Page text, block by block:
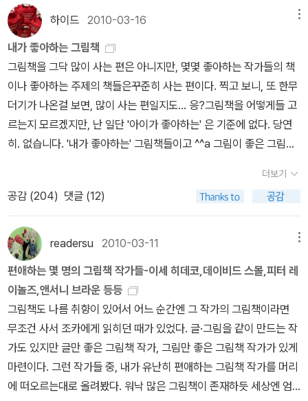
하면서 친구가 되는 이 이야기를 통해 작가는 우정이란 무엇인지, 누
군가와 친구가 된다는 것이 얼마나 신비로운 인연인지에 대해 생각해
보게 한다. (알라딘 책소개) 내가 읽은 사노 요코의 책, '나의 엄마 시
즈코상'과 '100만 번 산 고양이'는 감동적이었고, '아저씨의 우산'과
'나는 고양이라고' '두고 보자 커다란 나무'는 귀엽고 사랑스러웠
다. 로버트 먼치 대표작 <언제까지나 너를 사랑해>와 <종이봉지
공주> 이후 오랫동안 새 책을 기다렸는데 드디어 나왔다. <우리 아
빠 돌려줘!> 로버트 먼치 글, 마이클 마르첸코 그림, 신소희 옮김 / 북
이 얼음낚시를 하러 가서 벌어지는 사건을 흥미진진하게 그리고 있
다. 아빠와 셰릴에 맞선 아빠 물고기와 아기 물고기. 그들이 서로를 향
해 미끼를 던지고, 붙잡히고 구출하는 과정을 재미있게 담고 있다.(알
라딘 책소개) 존 버닝햄의 새책도 궁금하다. 접힌 부분 펼치기
▼ 우리도서관에 소장한 존 버닝햄의 책들~ 아직 소장하
지 못한 책.... 펼친 부분 접기 ▲ 그리고, 관심 가는 새 책들~
고 미술을 비롯한 다른 과목은 모두 낙제였다고.서머힐에서의 존 버
닝햄...쫌 잘 생긴 듯!^^그의 외할아버지는 목사였지만 아이들을 위한
이야기를 썼다고 해요. 비록 출판하지는 않았지만.자신의 이야기 솜
씨도 외할아버지의 영향이라고 생각한다고 합니다.그리고 학교를 마
치고 양심적 병역 거부자로 등록해서 지방 병역 면제 심사를 봤답니
다.판사가 그의 진술서를 보고 솔직하다며 인도적인 사회복지 사업에
참여하도록 허락했습니다.존 버닝햄의 아버지도 양심적 병역 거부자
였어요. 1차 세계대전에 참전하고 훈장도 받았지만 전쟁에 대해서는
해요.<지방 병역 면제 심사 장면>2년 반 동안의 병역 대체 근무 기간
에 존 버닝햄은 서섹스에서 나무를 베기도 하고, 햄프셔의 유기농 농
장에서 과일 나무를 돌보기도 하고, 런던의 신경쇠약환자 전용 국립
병원에서 환자를 옮기기도 했어요.또, 국제평화봉사단에서 일할 때는
글래스고의 고반에 있는 빈민가를 재건하는 일을 돕기도 하고, 남부
이탈리아에서 학교 짓는 일을 돕고, 이스라엘에 가서는 미국 퀘이커
교도를 위해 오래된 마을을 부수고 운동장을 만들기도 했어요.병역
대체 근무가 끝나고 무엇을 할지 모르는 상황에서 그는우연히 서머힐
학교 친구를 만나게 됩니다. 그 친구는 센트럴 미술학교에서 공부하
고 있었는데재밌겠다는 생각이 들어서 존 버닝햄도 그 학교에 들어가
게 되죠.그리고 3년 과정의 그래픽 디자인과 일러스트레이션을 공부
합니다.그의 포트폴리오 구경해보시죠.저는 손과 발을 이용한 그림을
요.하지만 읽고 리뷰를 쓴 책 3권 더 추가요.^^이상하게 소장하고 있
는 책은 리뷰 쓰기에 게으름 부리는데, 이참에 존 버닝햄과 헬렌 옥슨
버리 그림책 리뷰를 부지런히 써봐야겠어요. 요건 소장하진 않았지만
읽고 리뷰를 안 쓴 책들~요건 아직도 못 본 존 버닝햄의 책들~헬린
옥슨 버리 책으로는
하이드 2010-03-16
내가 좋아하는 그림책
그림책을 그닥 많이 사는 편은 아니지만, 몇몇 좋아하는 작가들의 책
이나 좋아하는 주제의 책들은꾸준히 사는 편이다. 찍고 보니, 또 한무
더기가 나온걸 보면, 많이 사는 편일지도... 응?그림책을 어떻게들 고
르는지 모르겠지만, 난 일단 '아이가 좋아하는' 은 기준에 없다. 당연
히. 없습니다. '내가 좋아하는' 그림책들이고 ^^a 그림이 좋은 그림책
미리보기와 포토리뷰로 고르고 골라 사고, 사서 보고 밸로인 책들은
방출. 그러니깐, 아래의 책들은 믿을만해요. 라고 생각해요. 언젠가 아
래의 그림책들을 모두 포토리뷰로 올리는 것이소박한 목표라면 목표.
고양이 그림책왜 아니겠는가, 고양이 그림책. 좋아합니다. <달을 먹
은 아기 고양이>는 특히 애정하는 책이다. 분명 고양이를 키우는 것
임에 틀림없는 작가, 캐빈 행크스가 그리는 아기 고양이의 '달 따러가
는 모험'은 흑백으로 그려져 있음에도 역동적이고, 고즈넉한 달밤 분
위기까지. 미술관 주제도 좋아하는데, <우리 삼촌앤디 워홀의 고양이
들>은 실제로 앤디 워홀의 조카가 그린 앤디 워홀과 고양이 이야기이
다.Art +그림책<세상에서 가장 유명한 미술관>은 정말 사랑스러운
책이다. 사람들이 돌아간 빈 미술관에서 벌어지는 개판(?) 막스 뒤코
스의 <잃어버린 천사를 찾아서>와 <비밀의 방 볼뤼빌리스>는 미술
더보기
공감 (204) 댓글 (12)
readersu 2010-03-11
편애하는 몇 명의 그림책 작가들-이세 히데코,데이비드 스몰,피터 레
이놀즈,앤서니 브라운 등등
그림책도 나름 취향이 있어서 어느 순간엔 그 작가의 그림책이라면
무조건 사서 조카에게 읽히던 때가 있었다. 글·그림을 같이 만드는 작
가도 있지만 글만 좋은 그림책 작가, 그림만 좋은 그림책 작가가 있게
마련이다. 그런 작가들 중, 내가 유난히 편애하는 그림책 작가를 머리
에 떠오르는대로 올려봤다. 워낙 많은 그림책이 존재하듯 세상엔 엄